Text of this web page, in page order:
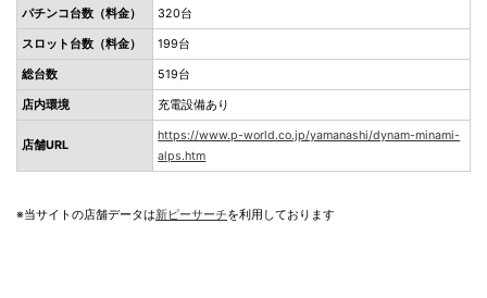
パチンコ台数（料金） 320台
スロット台数（料金） 199台
総台数 519台
店内環境 充電設備あり
店舗URL
https://www.p-world.co.jp/yamanashi/dynam-minami-
alps.htm
※当サイトの店舗データは新ピーサーチを利用しております